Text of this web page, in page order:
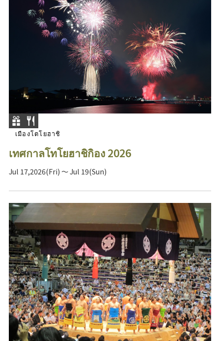
เมืองโตโยฮาชิ
เทศกาลโทโยฮาชิกิอง 2026
Jul 17,2026(Fri) ～ Jul 19(Sun)